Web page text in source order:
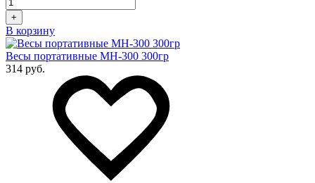
+
В корзину
Весы портативные MH-300 300гр
314 руб.